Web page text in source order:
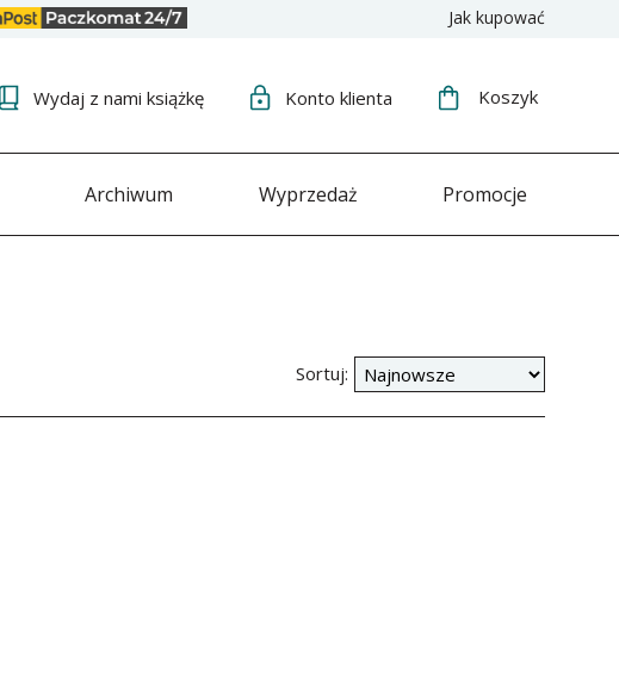
Jak kupować
Wydaj z nami książkę Konto klienta Koszyk
Archiwum Wyprzedaż Promocje
Sortuj: